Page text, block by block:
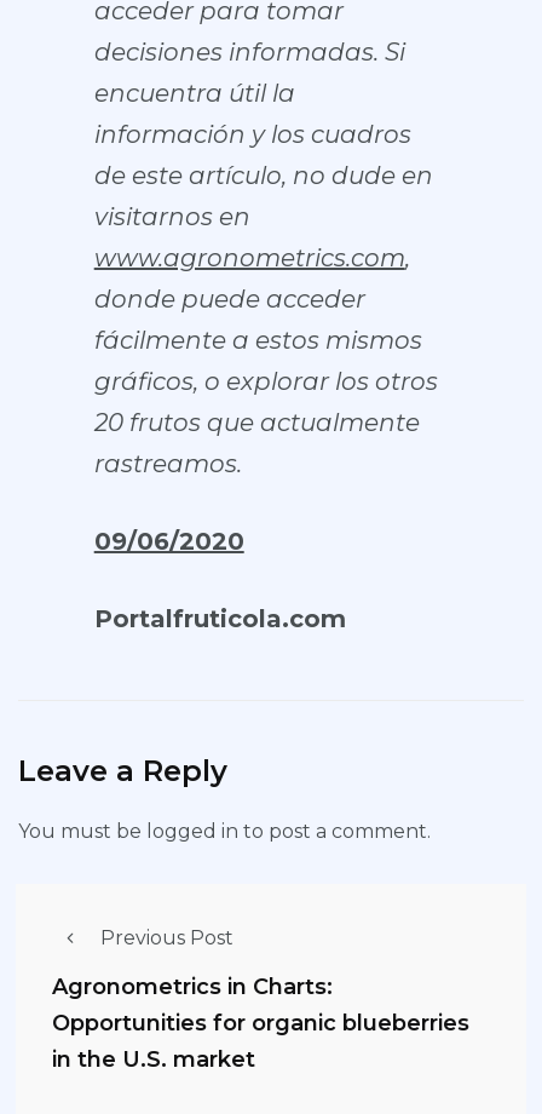
acceder para tomar
decisiones informadas. Si
encuentra útil la
información y los cuadros
de este artículo, no dude en
visitarnos en
www.agronometrics.com,
donde puede acceder
fácilmente a estos mismos
gráficos, o explorar los otros
20 frutos que actualmente
rastreamos.
09/06/2020
Portalfruticola.com
Leave a Reply
You must be logged in to post a comment.
Previous Post
Agronometrics in Charts:
Opportunities for organic blueberries
in the U.S. market